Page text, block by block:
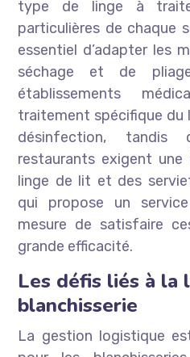
type de linge à
particulières de chaque
essentiel d’adapter les
séchage et de
établissements
traitement spécifique du
désinfection,
restaurants exigent
linge de lit et des
qui propose un
mesure de satisfaire
grande efficacité.
Les défis liés à la
blanchisserie
La gestion logistique